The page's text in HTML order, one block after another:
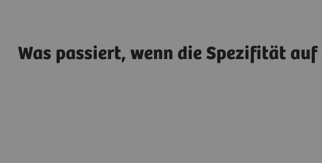
Was passiert, wenn die Spezifität